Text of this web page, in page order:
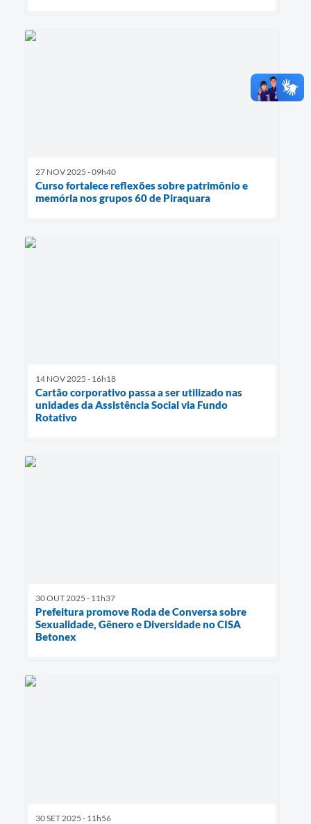
27 NOV 2025 - 09h40
Curso fortalece reflexões sobre patrimônio e
memória nos grupos 60 de Piraquara
14 NOV 2025 - 16h18
Cartão corporativo passa a ser utilizado nas
unidades da Assistência Social via Fundo
Rotativo
30 OUT 2025 - 11h37
Prefeitura promove Roda de Conversa sobre
Sexualidade, Gênero e Diversidade no CISA
Betonex
30 SET 2025 - 11h56